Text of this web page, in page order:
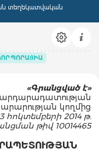
տեղեկատվական
«Գրանցված է»
կողմից
հոկտեմբերի 2014 թ.
թիվ 10014465